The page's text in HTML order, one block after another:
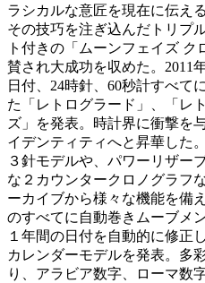
ラシカルな意匠を現在に伝え
その技巧を注ぎ込んだトリプ
ト付きの「ムーンフェイズ
賛され大成功を収めた。2011
日付、24時針、60秒計すべて
た「レトログラード」、「レ
ズ」を発表。時計界に衝撃を
イデンティティへと昇華した
３針モデルや、パワーリザー
な２カウンタークロノグラフ
ーカイブから様々な機能を備
のすべてに自動巻きムーブメ
１年間の日付を自動的に修正
カレンダーモデルを発表。多
り、アラビア数字、ローマ数